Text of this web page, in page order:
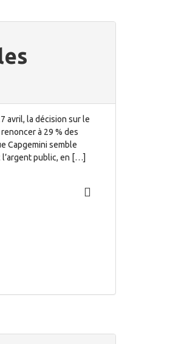
avril, la décision sur le
à 29 % des
Capgemini semble
l’argent public, en […]